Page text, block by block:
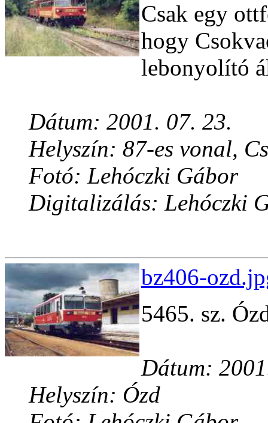
Csak egy
hogy
lebonyolító
Dátum: 2001. 07. 23.
Helyszín: 87-es vonal,
Fotó: Lehóczki Gábor
Digitalizálás: Lehóczki
bz406-
5465. sz.
Dátum:
Helyszín: Ózd